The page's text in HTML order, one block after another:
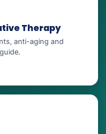
Therapy
anti-aging and